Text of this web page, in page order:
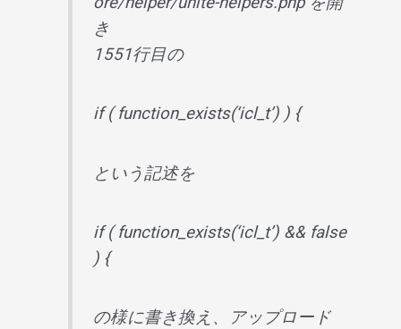
き
1551行目の
if ( function_exists(‘icl_t’) ) {
という記述を
if ( function_exists(‘icl_t’) && false
) {
の様に書き換え、アップロード